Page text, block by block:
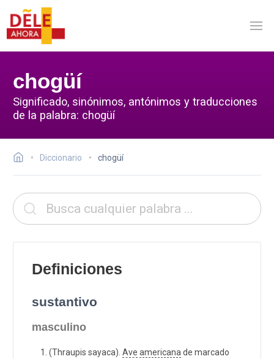
chogüí
Significado, sinónimos, antónimos y traducciones
de la palabra: chogüí
Diccionario chogüí
Definiciones
sustantivo
masculino
(Thraupis sayaca). Ave americana de marcado